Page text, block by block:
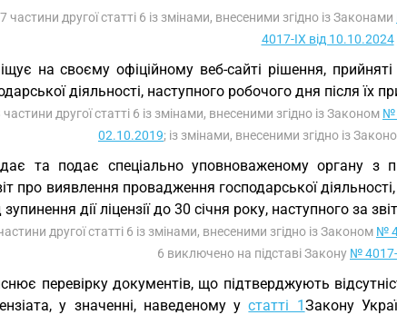
частини другої статті 6 із змінами, внесеними згідно із Законами
4017-IX від 10.10.2024
на своєму офіційному веб-сайті рішення,
діяльності, наступного робочого дня після їх
другої статті 6 із змінами, внесеними згідно із Законом №
02.10.2019; із змінами, внесеними згідно із
та подає спеціально уповноваженому органу з
про виявлення провадження господарської
дії ліцензії до 30 січня року, наступного за
другої статті 6 із змінами, внесеними згідно із Законом №
6 виключено на підставі Закону № 4017-
перевірку документів, що підтверджують
у значенні, наведеному устатті 1Закону